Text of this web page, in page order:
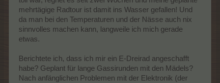
mehrtägige Radtour ist damit ins Wasser gefallen! Und
da man bei den Temperaturen und der Nässe auch nix
sinnvolles machen kann, langweile ich mich gerade
etwas.
Berichtete ich, dass ich mir ein E-Dreirad angeschafft
habe? Geplant für lange Gassirunden mit den Mädels?
Nach anfänglichen Problemen mit der Elektronik (der